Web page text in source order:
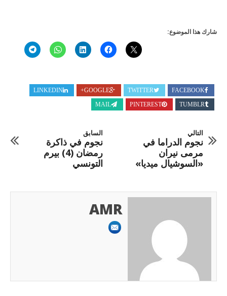
شارك هذا الموضوع:
FACEBOOK
TWITTER
GOOGLE+
LINKEDIN
TUMBLR
PINTEREST
MAIL
السابق
نجوم في ذاكرة
رمضان (4) بيرم
التونسي
التالي
نجوم الدراما في
مرمى نيران
«السوشيال ميديا»
AMR